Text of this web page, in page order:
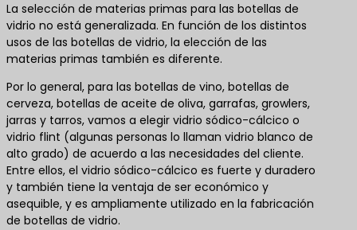
La selección de materias primas para las botellas de
vidrio no está generalizada. En función de los distintos
usos de las botellas de vidrio, la elección de las
materias primas también es diferente.
Por lo general, para las botellas de vino, botellas de
cerveza, botellas de aceite de oliva, garrafas, growlers,
jarras y tarros, vamos a elegir vidrio sódico-cálcico o
vidrio flint (algunas personas lo llaman vidrio blanco de
alto grado) de acuerdo a las necesidades del cliente.
Entre ellos, el vidrio sódico-cálcico es fuerte y duradero
y también tiene la ventaja de ser económico y
asequible, y es ampliamente utilizado en la fabricación
de botellas de vidrio.